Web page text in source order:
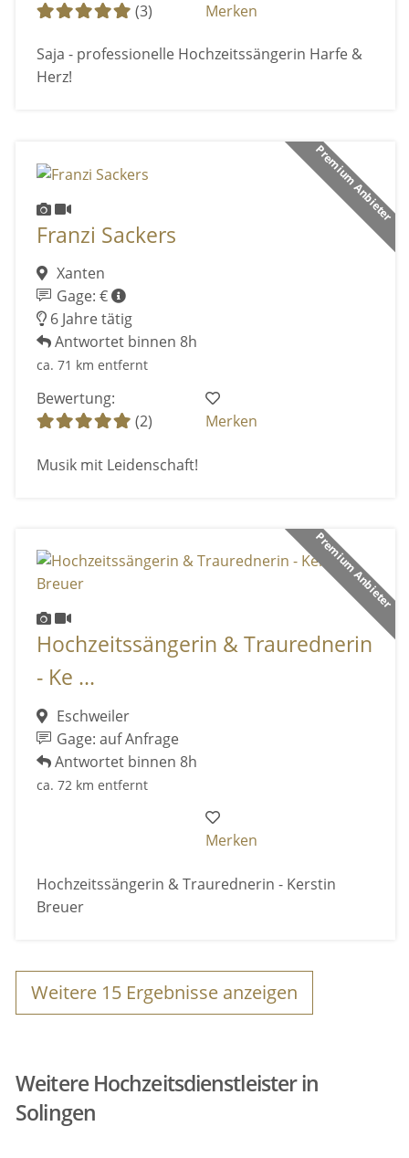
(3) Merken
Saja - professionelle Hochzeitssängerin Harfe &
Herz!
Premium Anbieter
Franzi Sackers
Xanten
Gage: €
6 Jahre tätig
Antwortet binnen 8h
ca. 71 km entfernt
Bewertung:
(2)
Merken
Musik mit Leidenschaft!
Premium Anbieter
Hochzeitssängerin & Traurednerin
- Ke ...
Eschweiler
Gage: auf Anfrage
Antwortet binnen 8h
ca. 72 km entfernt
Merken
Hochzeitssängerin & Traurednerin - Kerstin
Breuer
Weitere 15 Ergebnisse anzeigen
Weitere Hochzeitsdienstleister in
Solingen